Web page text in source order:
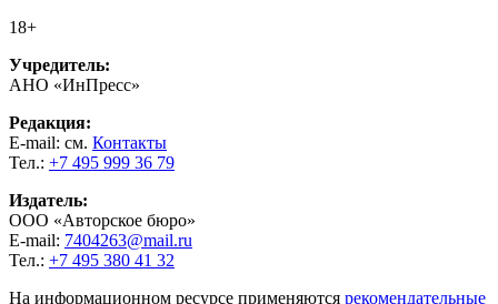
18+
Учредитель:
АНО «ИнПресс»
Редакция:
E-mail: см. Контакты
Тел.: +7 495 999 36 79
Издатель:
ООО «Авторское бюро»
E-mail: 7404263@mail.ru
Тел.: +7 495 380 41 32
На информационном ресурсе применяются рекомендательные